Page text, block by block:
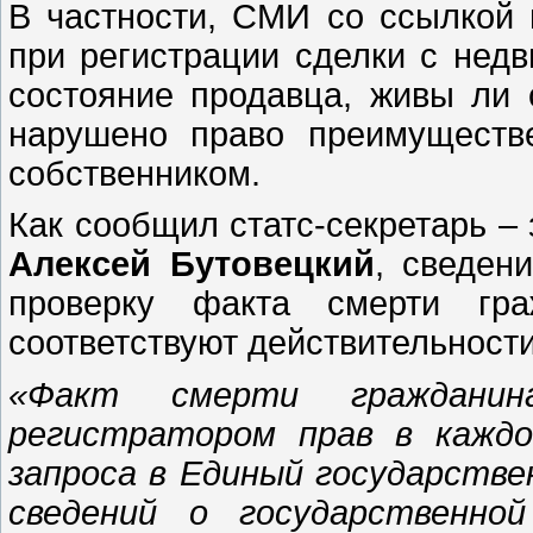
В частности, СМИ со ссылкой
при регистрации сделки с
состояние продавца, живы
нарушено право
собственником.
Как сообщил статс-секретарь
Алексей Бутовецкий,
проверку факта смерти
соответствуют
«Факт смерти
регистратором прав в
запроса в Единый
сведений о